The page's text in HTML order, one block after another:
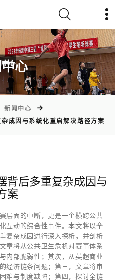
)
心
新闻中心
成因与系统化重启解决路径方案
背后多重复杂成因与
案
层面的中断，更是一个横跨公共
互动的综合性事件。本文将以全
复杂成因进行深入探析，并剖析
章将从公共卫生危机对赛事体系
内部脆弱性；其次，从英超商业
经济链条问题；第三，文章将审
难与制度缺陷；第四，探讨全链